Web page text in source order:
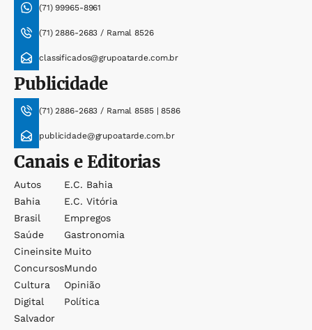
(71) 99965-8961
(71) 2886-2683 / Ramal 8526
classificados@grupoatarde.com.br
Publicidade
(71) 2886-2683 / Ramal 8585 | 8586
publicidade@grupoatarde.com.br
Canais e Editorias
Autos
Bahia
Brasil
Saúde
Cineinsite
Concursos
Cultura
Digital
Salvador
E.c. Bahia
E.c. Vitória
Empregos
Gastronomia
Muito
Mundo
Opinião
Política